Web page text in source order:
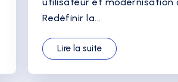
Redéfinir la...
Lire la suite